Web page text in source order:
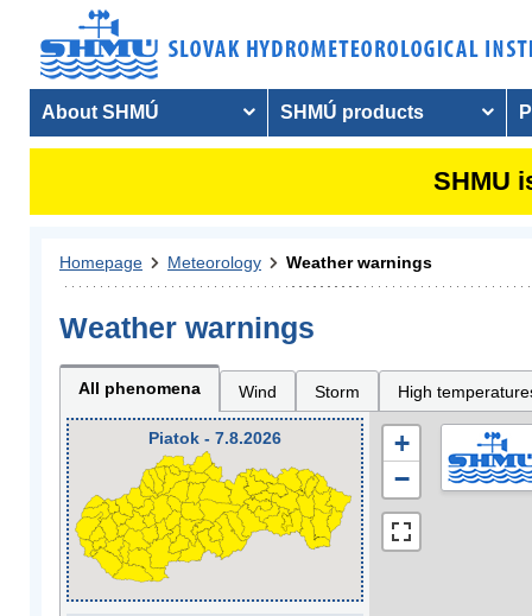
About SHMÚ SHMÚ products
SHMU
Homepage Meteorology Weather warnings
Weather warnings
All phenomena Wind Storm High
Piatok - 7.8.2026
+
−